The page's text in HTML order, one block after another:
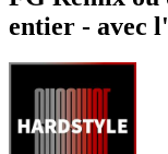
entier - avec